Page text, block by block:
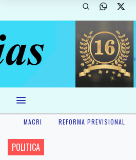
El
MACRI REFORMA PREVISIONAL
POLITICA